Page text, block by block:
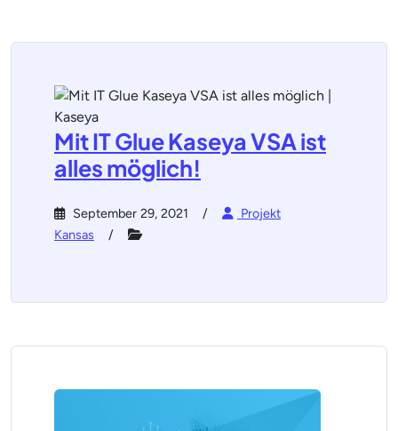
Mit IT Glue Kaseya VSA ist
alles möglich!
September 29, 2021
Projekt
Kansas